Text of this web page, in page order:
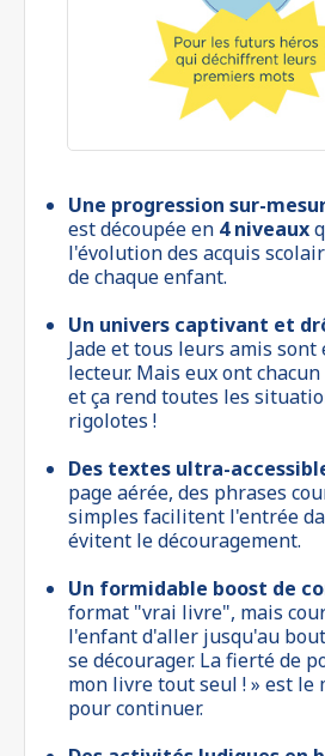
Une progression sur-
est découpée en 4 niveaux
l'évolution des acquis
de chaque enfant.
Un univers captivant et
Jade et tous leurs amis sont
lecteur. Mais eux ont
et ça rend toutes les
rigolotes !
Des textes ultra-
page aérée, des phrases
simples facilitent l'entrée
évitent le découragement.
Un formidable boost de
format "vrai livre", mais
l'enfant d'aller jusqu'au
se décourager. La fierté de
mon livre tout seul ! » est
pour continuer.